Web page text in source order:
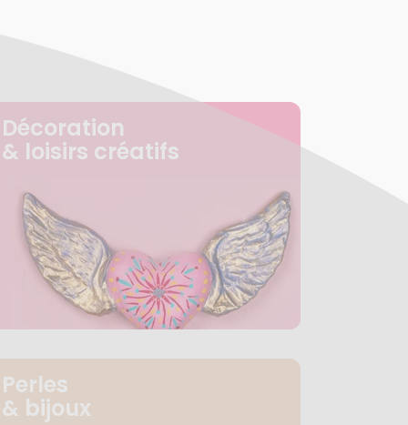
Décoration
& loisirs créatifs
Perles
& bijoux